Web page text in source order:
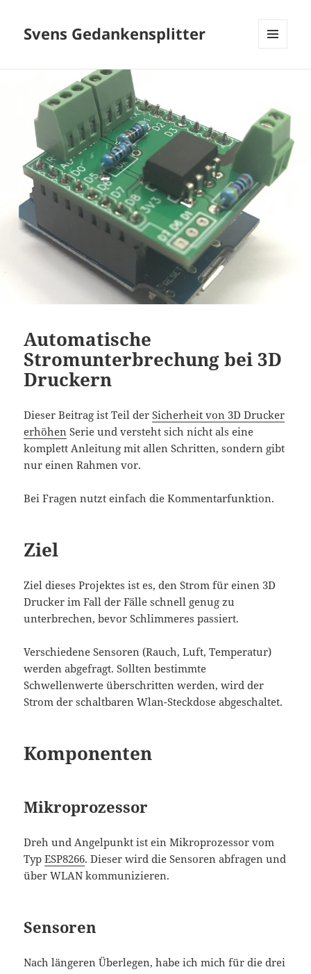
Svens Gedankensplitter
Automatische
Stromunterbrechung bei 3D
Druckern
Dieser Beitrag ist Teil derSicherheit von 3D Drucker
erhöhen Serie und versteht sich nicht als eine
komplett Anleitung mit allen Schritten, sondern gibt
nur einen Rahmen vor.
Bei Fragen nutzt einfach die Kommentarfunktion.
Ziel
Ziel dieses Projektes ist es, den Strom für einen 3D
Drucker im Fall der Fälle schnell genug zu
unterbrechen, bevor Schlimmeres passiert.
Verschiedene Sensoren (Rauch, Luft, Temperatur)
werden abgefragt. Sollten bestimmte
Schwellenwerte überschritten werden, wird der
Strom der schaltbaren Wlan-Steckdose abgeschaltet.
Komponenten
Mikroprozessor
Dreh und Angelpunkt ist ein Mikroprozessor vom
TypESP8266. Dieser wird die Sensoren abfragen und
über WLAN kommunizieren.
Sensoren
Nach längeren Überlegen, habe ich mich für die drei